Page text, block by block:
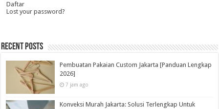
Daftar
Lost your password?
Recent Posts
Pembuatan Pakaian Custom Jakarta [Panduan Lengkap
2026]
7 jam ago
Konveksi Murah Jakarta: Solusi Terlengkap Untuk